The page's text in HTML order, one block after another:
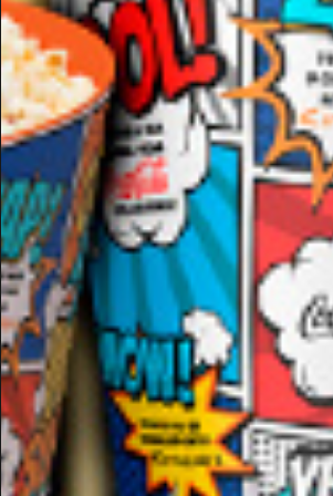
14:00 17:20
MOANA
Sala 2 DUB
13:45
TOY STORY 5 6
Sala 2
16:15
VEJA A PROGRAMAÇÃO COMPLETA
PARQUE